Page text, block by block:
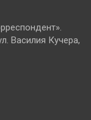
Василия Кучера,